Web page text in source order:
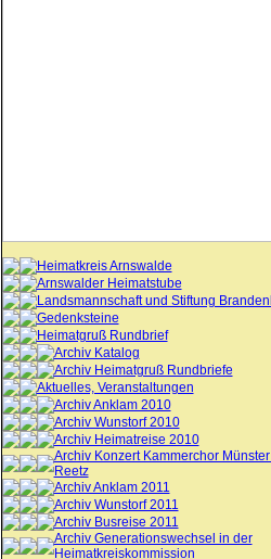
Heimatkreis Arnswalde
Arnswalder Heimatstube
Landsmannschaft und Stiftung
Gedenksteine
Heimatgruß Rundbrief
Archiv Katalog
Archiv Heimatgruß Rundbriefe
Aktuelles, Veranstaltungen
Archiv Anklam 2010
Archiv Wunstorf 2010
Archiv Heimatreise 2010
Archiv Konzert Kammerchor
Reetz
Archiv Anklam 2011
Archiv Wunstorf 2011
Archiv Busreise 2011
Archiv Generationswechsel in der
Heimatkreiskommission